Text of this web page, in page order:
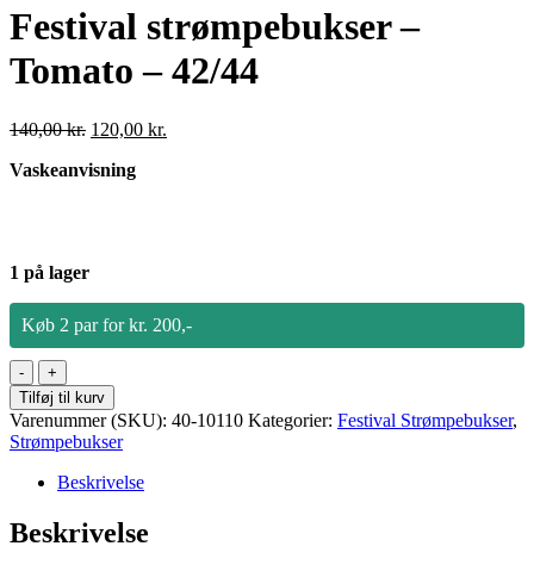
Festival strømpebukser –
Tomato – 42/44
140,00kr. Den
pris
120,00 kr.
Vaskeanvisning
1 på lager
Køb 2 par for kr. 200,-
Festival
strømpebukser
-
Tomato
-
42/44
antal
Tilføj til kurv
Varenummer (SKU): 40-10110 Kategorier: Festival Strømpebukser,
Strømpebukser
Beskrivelse
Beskrivelse